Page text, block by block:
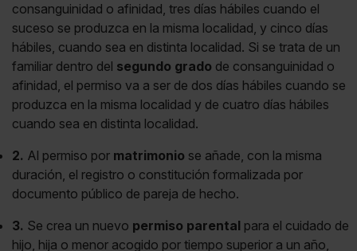
consanguinidad o afinidad, tres días hábiles cuando el
suceso se produzca en la misma localidad, y cinco días
hábiles, cuando sea en distinta localidad. Si se trata de un
familiar dentro del segundo grado de consanguinidad o
afinidad, el permiso va a ser de dos días hábiles cuando se
produzca en la misma localidad y de cuatro días hábiles
cuando sea en distinta localidad.
2. Al permiso por matrimonio se añade, con la misma
duración, el registro o constitución formalizada por
documento público de pareja de hecho.
3. Se crea un nuevo permiso parental para el cuidado de
hijo, hija o menor acogido por tiempo superior a un año,